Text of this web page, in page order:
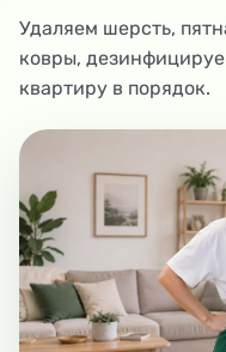
Удаляем шерсть,
ковры,
квартиру в порядок.